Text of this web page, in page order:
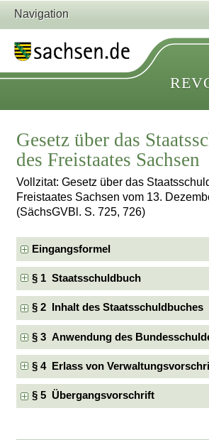
Navigation
Gesetz über das
des Freistaates Sachsen
Vollzitat: Gesetz über das
Freistaates Sachsen vom 13.
(SächsGVBl. S. 725, 726)
Eingangsformel
§ 1 Staatsschuldbuch
§ 2 Inhalt des Staatsschuldbuches
§ 3 Anwendung des
§ 4 Erlass von
§ 5 Übergangsvorschrift